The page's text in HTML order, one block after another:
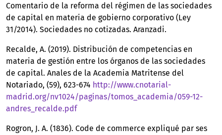
Comentario de la reforma del régimen de las sociedades
de capital en materia de gobierno corporativo (Ley
31/2014). Sociedades no cotizadas. Aranzadi.
Recalde, A. (2019). Distribución de competencias en
materia de gestión entre los órganos de las sociedades
de capital. Anales de la Academia Matritense del
Notariado, (59), 623-674 http://www.cnotarial-
madrid.org/nv1024/paginas/tomos_academia/059-12-
andres_recalde.pdf
Rogron, J. A. (1836). Code de commerce expliqué par ses